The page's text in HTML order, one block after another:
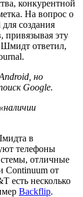
конкурентной
На вопрос о
создания
привязывая эту
ответил,
но
Google.
«наличии
в
телефоны
отличные
Continuum от
есть несколько
Backflip.